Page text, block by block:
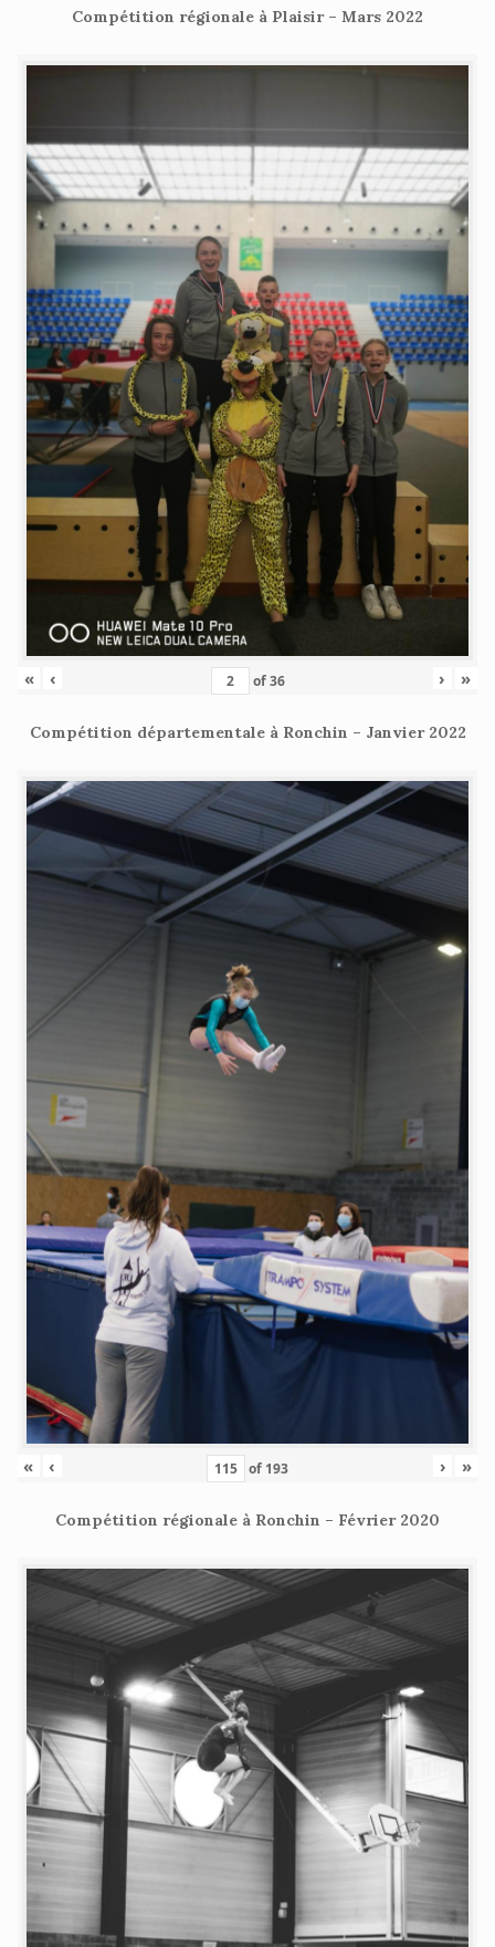
Compétition régionale à Plaisir – Mars 2022
« ‹ of36 › »
Compétition départementale à Ronchin – Janvier 2022
« ‹ of 193 › »
Compétition régionale à Ronchin – Février 2020